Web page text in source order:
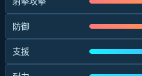
防御
支援